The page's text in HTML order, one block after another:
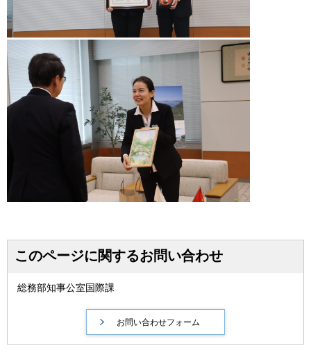
このページに関するお問い合わせ
総務部知事公室国際課